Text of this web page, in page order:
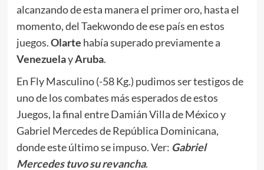
alcanzando de esta manera el primer oro, hasta el
momento, del Taekwondo de ese país en estos
juegos.Olarte había superado previamente a
VenezuelayAruba.
En Fly Masculino (-58 Kg.) pudimos ser testigos de
uno de los combates más esperados de estos
Juegos, la final entre Damián Villa de México y
Gabriel Mercedes de República Dominicana,
donde este último se impuso. Ver: Gabriel
Mercedes tuvo su revancha.